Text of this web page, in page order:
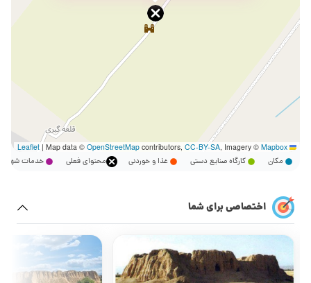
Leaflet
| Map data © OpenStreetMapcontributors, CC-BY-SA, Imagery © Mapbox
مکان کارگاه صنایع دستی غذا و خوردنی محتوای فعلی خدمات
اختصاصی برای شما